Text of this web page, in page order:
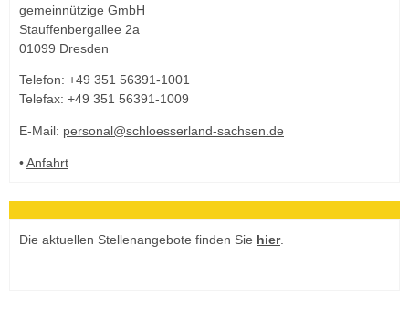
gemeinnützige GmbH
Stauffenbergallee 2a
01099 Dresden
Telefon: +49 351 56391-1001
Telefax: +49 351 56391-1009
E-Mail: personal@schloesserland-sachsen.de
•Anfahrt
Die aktuellen Stellenangebote finden Sie hier.